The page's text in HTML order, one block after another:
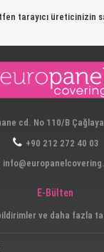
tarayıcı üreticinizin
cd. No 110/B
+90 212 272 40 03
E-Bülten
ve daha fazla